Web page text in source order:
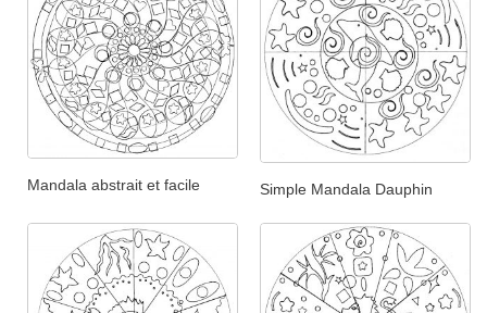
Mandala abstrait et facile Simple Mandala Dauphin